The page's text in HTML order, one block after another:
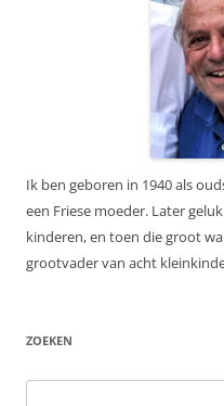
Ik ben geboren in 1940 als
een Friese moeder. Later
kinderen, en toen die groot
grootvader van acht
ZOEKEN